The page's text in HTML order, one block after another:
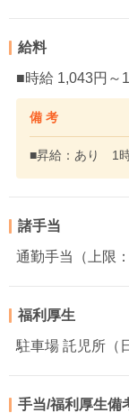
給料
■時給 1,043円～
備 考
■昇給：あり 1時
諸手当
通勤手当（上限
福利厚生
駐車場 託児所（
手当/福利厚生備